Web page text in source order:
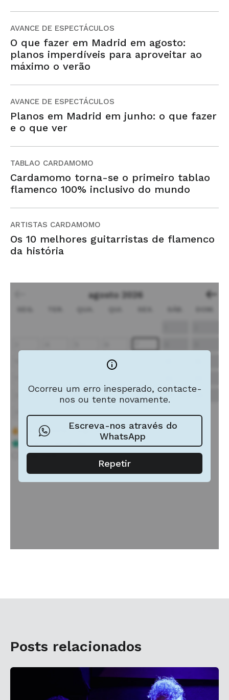
AVANCE DE ESPECTÁCULOS
O que fazer em Madrid em agosto:
planos imperdíveis para aproveitar ao
máximo o verão
AVANCE DE ESPECTÁCULOS
Planos em Madrid em junho: o que fazer
e o que ver
TABLAO CARDAMOMO
Cardamomo torna-se o primeiro tablao
flamenco 100% inclusivo do mundo
ARTISTAS CARDAMOMO
Os 10 melhores guitarristas de flamenco
da história
Posts relacionados